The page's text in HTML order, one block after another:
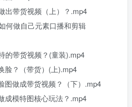
出带货视频（上）？.mp4
何做自己元素口播和剪辑
的带货视频？(童装).mp4
脸？（带货）(上).mp4
图做成带货视频？（下）.mp4
成模特图核心玩法？.mp4